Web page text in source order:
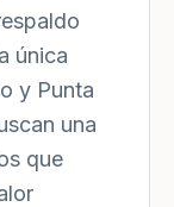
única
y Punta
una
que